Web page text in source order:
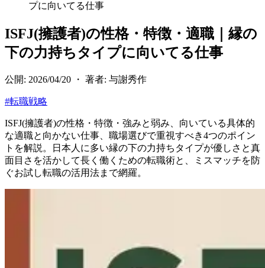
プに向いてる仕事
ISFJ(擁護者)の性格・特徴・適職｜縁の
下の力持ちタイプに向いてる仕事
公開: 2026/04/20 ・ 著者: 与謝秀作
#転職戦略
ISFJ(擁護者)の性格・特徴・強みと弱み、向いている具体的
な適職と向かない仕事、職場選びで重視すべき4つのポイン
トを解説。日本人に多い縁の下の力持ちタイプが優しさと真
面目さを活かして長く働くための転職術と、ミスマッチを防
ぐお試し転職の活用法まで網羅。